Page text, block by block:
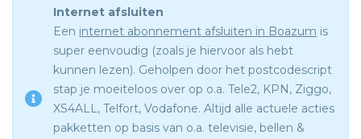
Internet afsluiten
Een internet abonnement afsluiten in Boazum is
super eenvoudig (zoals je hiervoor als hebt
kunnen lezen). Geholpen door het postcodescript
stap je moeiteloos over op o.a. Tele2, KPN, Ziggo,
XS4ALL, Telfort, Vodafone. Altijd alle actuele acties
pakketten op basis van o.a. televisie, bellen &